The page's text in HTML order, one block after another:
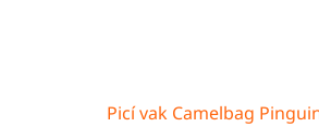
Picí vak Camelbag